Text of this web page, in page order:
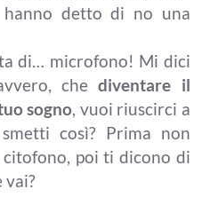
hanno detto di no una
di… microfono! Mi dici
chediventare il
sogno, vuoi riuscirci a
così? Prima non
poi ti dicono di
vai?